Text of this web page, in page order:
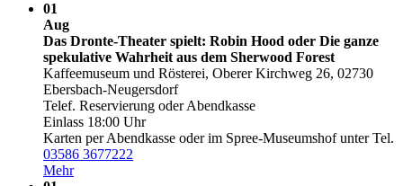
01
Aug
Das Dronte-Theater spielt: Robin Hood oder Die ganze
spekulative Wahrheit aus dem Sherwood Forest
Kaffeemuseum und Rösterei, Oberer Kirchweg 26, 02730
Ebersbach-Neugersdorf
Telef. Reservierung oder Abendkasse
Einlass 18:00 Uhr
Karten per Abendkasse oder im Spree-Museumshof unter Tel.
03586 3677222
Mehr